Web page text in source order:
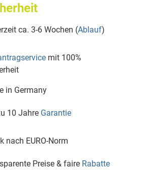
ca. 3-6 Wochen (Ablauf)
mit 100%
in Germany
10 Jahre Garantie
nach EURO-Norm
Preise & faire Rabatte